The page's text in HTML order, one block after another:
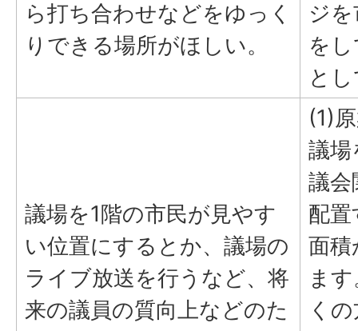
ら打ち合わせなどをゆっく
りできる場所がほしい。
ジ
を
と
議場を1階の市民が見やす
い位置にするとか、議場の
ライブ放送を行うなど、将
来の議員の質向上などのた
(1)
議場
議会
配
面
ま
く